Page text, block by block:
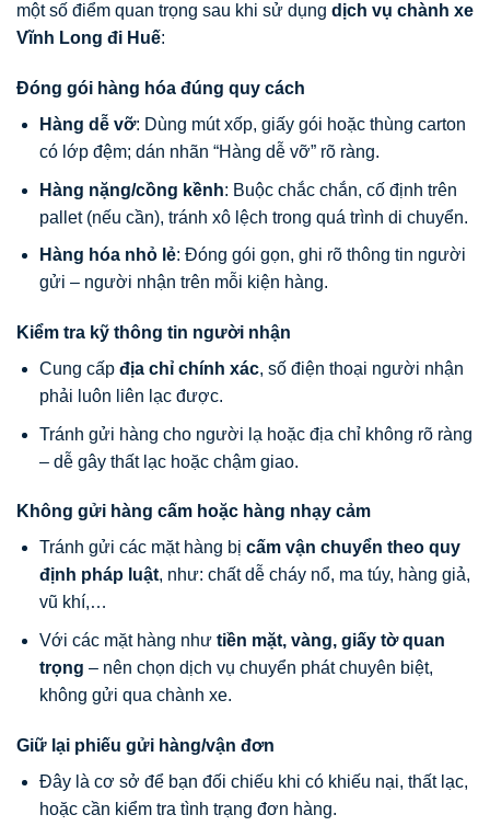
một số điểm quan trọng sau khi sử dụng dịch vụ chành xe
Vĩnh Long đi Huế:
Đóng gói hàng hóa đúng quy cách
Hàng dễ vỡ: Dùng mút xốp, giấy gói hoặc thùng carton
có lớp đệm; dán nhãn “Hàng dễ vỡ” rõ ràng.
Hàng nặng/cồng kềnh: Buộc chắc chắn, cố định trên
pallet (nếu cần), tránh xô lệch trong quá trình di chuyển.
Hàng hóa nhỏ lẻ: Đóng gói gọn, ghi rõ thông tin người
gửi – người nhận trên mỗi kiện hàng.
Kiểm tra kỹ thông tin người nhận
Cung cấp địa chỉ chính xác, số điện thoại người nhận
phải luôn liên lạc được.
Tránh gửi hàng cho người lạ hoặc địa chỉ không rõ ràng
– dễ gây thất lạc hoặc chậm giao.
Không gửi hàng cấm hoặc hàng nhạy cảm
Tránh gửi các mặt hàng bị cấm vận chuyển theo quy
định pháp luật, như: chất dễ cháy nổ, ma túy, hàng giả,
vũ khí,…
Với các mặt hàng như tiền mặt, vàng, giấy tờ quan
trọng – nên chọn dịch vụ chuyển phát chuyên biệt,
không gửi qua chành xe.
Giữ lại phiếu gửi hàng/vận đơn
Đây là cơ sở để bạn đối chiếu khi có khiếu nại, thất lạc,
hoặc cần kiểm tra tình trạng đơn hàng.